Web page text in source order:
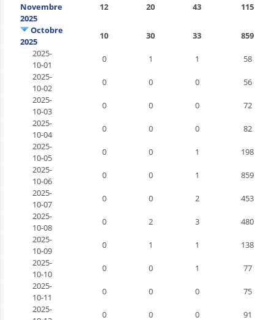
Novembre
2025
12 20 43 115
Octobre
2025
10 30 33
859
2025-
10-01
0 1 1
58
2025-
10-02
0 0 0
56
2025-
10-03
0 0 0
72
2025-
10-04
0 0 0
82
2025-
10-05
0 0 1
198
2025-
10-06
0 0 1
859
2025-
10-07
0 0 2
453
2025-
10-08
0 2 3
480
2025-
10-09
0 1 1
138
2025-
10-10
0 0 1
77
2025-
10-11
0 0 0
75
2025-
0 0 0
91